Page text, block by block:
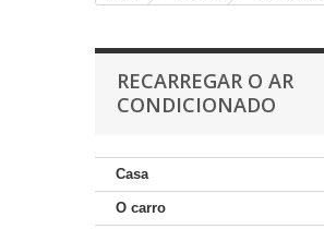
RECARREGAR O AR
CONDICIONADO
Casa
O carro